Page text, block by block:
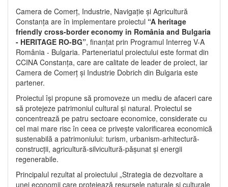
Camera de Comerț, Industrie, Navigație și Agricultură
Constanța are în implementare proiectul “A heritage
friendly cross-border economy in România and Bulgaria
- HERITAGE RO-BG”, finanțat prin Programul Interreg V-A
România - Bulgaria. Parteneriatul proiectului este format din
CCINA Constanța, care are calitate de leader de proiect, iar
Camera de Comerț și Industrie Dobrich din Bulgaria este
partener.
Proiectul își propune să promoveze un mediu de afaceri care
să protejeze patrimoniul cultural și natural. Proiectul se
concentrează pe patru sectoare economice, considerate cu
cel mai mare risc în ceea ce privește valorificarea economică
sustenabilă a patrimoniului: turism, urbanism-arhitectură-
construcții, agricultură-silvicultură-pășunat și energii
regenerabile.
Principalul rezultat al proiectului „Strategia de dezvoltare a
unei economii care protejează resursele naturale și culturale